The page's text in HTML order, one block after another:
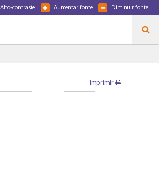
Diminuir fonte
Aumentar fonte
Alto-contraste
Imprimir